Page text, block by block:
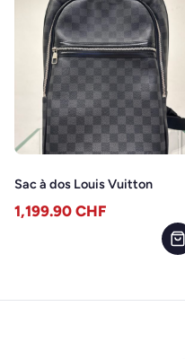
Sac à dos Louis Vuitton
1,199.90 CHF